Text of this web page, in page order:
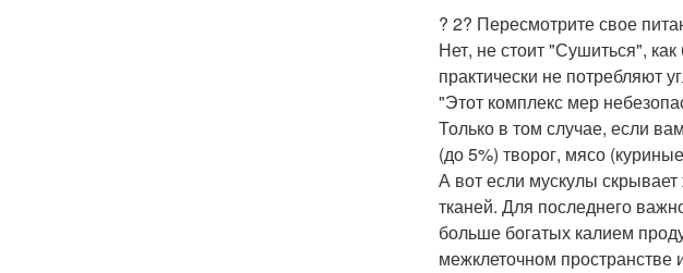
? 2? Пересмотрите свое
Нет, не стоит "Сушиться",
практически не потребляют
"Этот комплекс мер
Только в том случае, если
(до 5%) творог, мясо
А вот если мускулы
тканей. Для последнего
больше богатых калием
межклеточном пространстве